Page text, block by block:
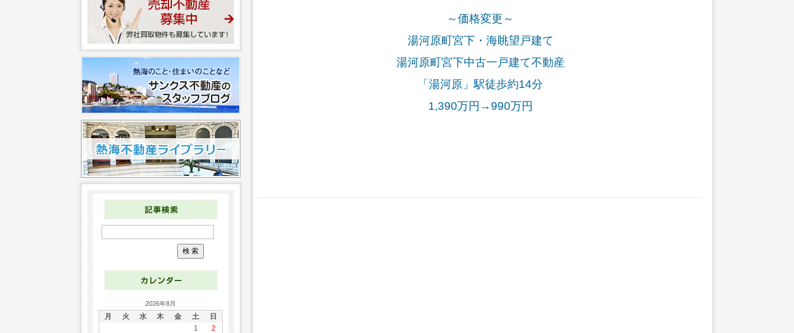
～価格変更～
湯河原町宮下・海眺望戸建て
湯河原町宮下中古一戸建て不動産
「湯河原」駅徒歩約14分
1,390万円→990万円
2026年8月
月 火 水 木 金 土 日
1
2